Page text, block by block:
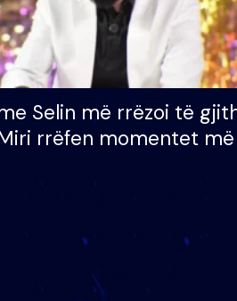
Selin më rrëzoi të
rrëfen momentet
zilja e mëngjesit kur…